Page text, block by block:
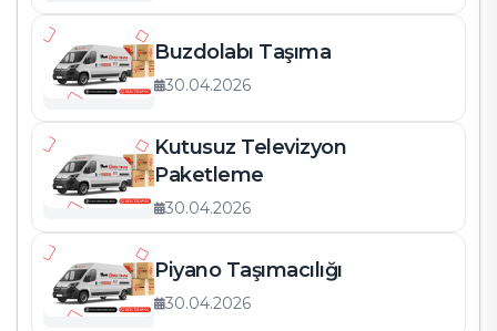
Buzdolabı Taşıma
30.04.2026
Kutusuz Televizyon
Paketleme
30.04.2026
Piyano Taşımacılığı
30.04.2026